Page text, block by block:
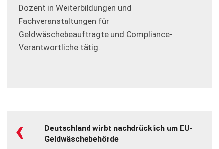
Dozent in Weiterbildungen und
Fachveranstaltungen für
Geldwäschebeauftragte und Compliance-
Verantwortliche tätig.
‹
Deutschland wirbt nachdrücklich um EU-
Geldwäschebehörde